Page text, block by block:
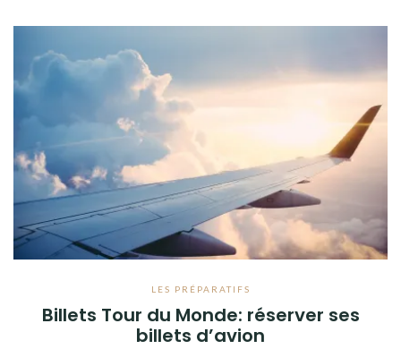
LES PRÉPARATIFS
Billets Tour du Monde: réserver ses
billets d’avion